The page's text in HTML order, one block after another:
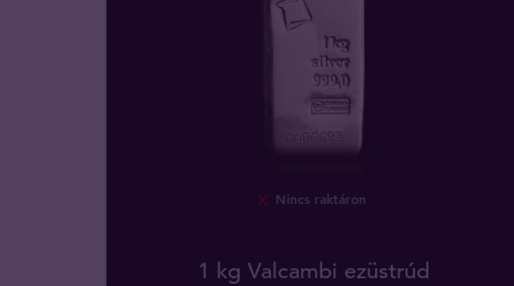
Nincs raktáron
1 kg Valcambi ezüstrúd